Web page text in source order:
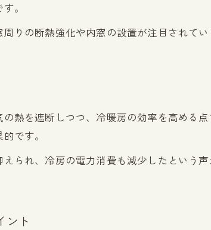
遮熱と断熱の違いはリノベーションで重要
の暑さ解消に内窓リフォームを活用
2階の夏の快適性を高めるリノベーション事例
内窓リノベーションで冷房効率を最大化する
。
りの断熱強化や内窓の設置が注目されて
熱を遮断しつつ、冷暖房の効率を高める
です。
られ、冷房の電力消費も減少したという
ント